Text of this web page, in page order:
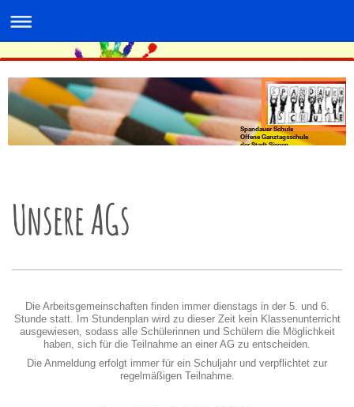
Spandauer Schule
Offene Ganztagsschule
der Stadt Siegen
Unsere AGs
Die Arbeitsgemeinschaften finden immer dienstags in der 5. und 6.
Stunde statt. Im Stundenplan wird zu dieser Zeit kein Klassenunterricht
ausgewiesen, sodass alle Schülerinnen und Schülern die Möglichkeit
haben, sich für die Teilnahme an einer AG zu entscheiden.
Die Anmeldung erfolgt immer für ein Schuljahr und verpflichtet zur
regelmäßigen Teilnahme.